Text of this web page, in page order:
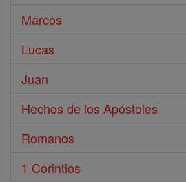
Marcos
Lucas
Juan
Hechos de los Apóstoles
Romanos
1 Corintios